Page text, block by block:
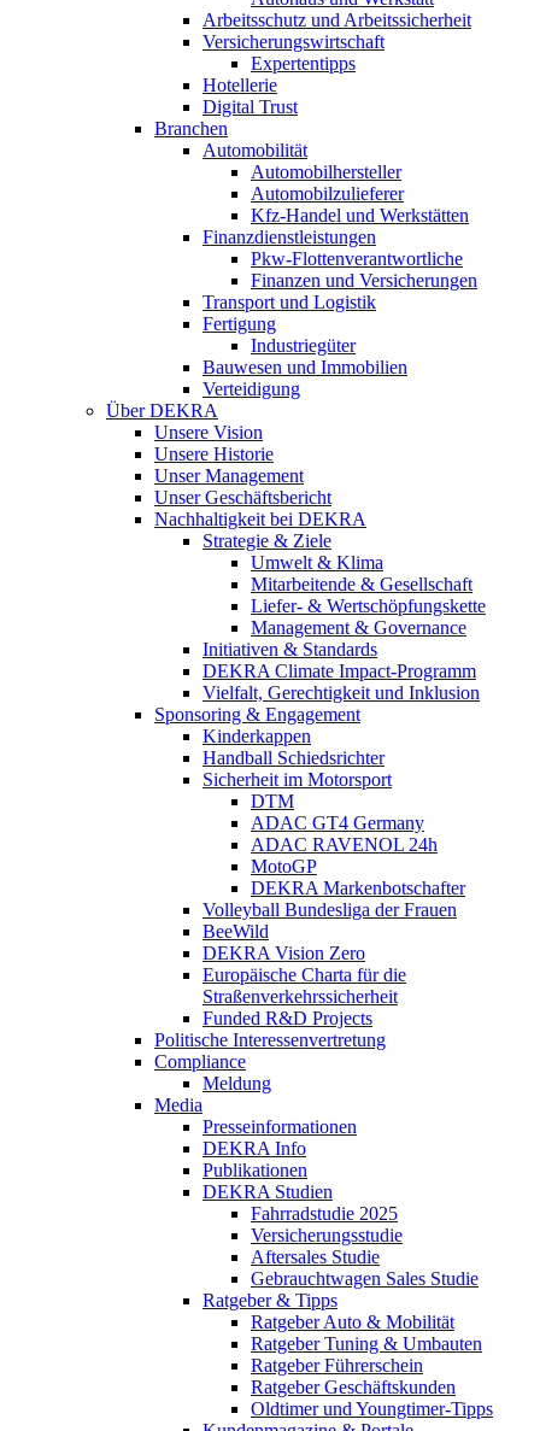
Arbeitsschutz und Arbeitssicherheit
Versicherungswirtschaft
Expertentipps
Hotellerie
Digital Trust
Branchen
Automobilität
Automobilhersteller
Automobilzulieferer
Kfz-Handel und Werkstätten
Finanzdienstleistungen
Pkw‑Flottenverantwortliche
Finanzen und Versicherungen
Transport und Logistik
Fertigung
Industriegüter
Bauwesen und Immobilien
Verteidigung
Über DEKRA
Unsere Vision
Unsere Historie
Unser Management
Unser Geschäftsbericht
Nachhaltigkeit bei DEKRA
Strategie & Ziele
Umwelt & Klima
Mitarbeitende & Gesellschaft
Liefer- & Wertschöpfungskette
Management & Governance
Initiativen & Standards
DEKRA Climate Impact-Programm
Vielfalt, Gerechtigkeit und Inklusion​
Sponsoring & Engagement
Kinderkappen
Handball Schiedsrichter
Sicherheit im Motorsport
DTM
ADAC GT4 Germany
ADAC RAVENOL 24h
MotoGP
DEKRA Markenbotschafter
Volleyball Bundesliga der Frauen
BeeWild
DEKRA Vision Zero
Europäische Charta für die
Straßenverkehrssicherheit
Funded R&D Projects
Politische Interessenvertretung
Compliance
Meldung
Media
Presseinformationen
DEKRA Info
Publikationen
DEKRA Studien
Fahrradstudie 2025
Versicherungsstudie
Aftersales Studie
Gebrauchtwagen Sales Studie
Ratgeber & Tipps
Ratgeber Auto & Mobilität
Ratgeber Tuning & Umbauten
Ratgeber Führerschein
Ratgeber Geschäftskunden
Oldtimer und Youngtimer-Tipps